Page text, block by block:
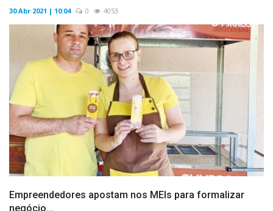
30 Abr 2021 | 10:04 0 4053
Empreendedores apostam nos MEIs para formalizar
negócio...